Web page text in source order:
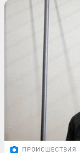
ПРОИСШЕСТВИЯ